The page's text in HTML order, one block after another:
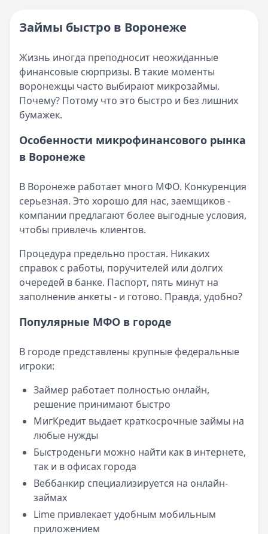
Категория:МФО и микрозаймы
Все статьи
Возврат переплаты в «Займере»: актуальная
Опубликовано:5 декабря 2025 г.
Категория:МФО
Читать новость
Срочный микрозайм 15 000 ₽ на карту: свежая
Кратко:Нужны 15 000 рублей на карту прямо сегодня?
Категория:МФО
Читать новость
Кратко:В III квартале 2025 года владельцы iPhone
Опубликовано:5 декабря 2025 г.
Категория:МФО
Читать новость
Кратко:Авторизация через Госуслуги ускоряет
Опубликовано:23 ноября 2025 г.
Категория:МФО
Читать новость
Смс о «одобренном займе» от Bigmani Ru: как
Пришло СМС об одобрении займа от Bigmani
Опубликовано:
Категория: МФО
Читать новость
Все новости
Займы быстро в Воронеже
Жизнь иногда преподносит неожиданные
финансовые сюрпризы. В такие моменты
воронежцы часто выбирают микрозаймы.
Почему? Потому что это быстро и без лишних
бумажек.
Особенности микрофинансового рынка
в Воронеже
В Воронеже работает много МФО. Конкуренция
серьезная. Это хорошо для нас, заемщиков -
компании предлагают более выгодные условия,
чтобы привлечь клиентов.
Процедура предельно простая. Никаких
справок с работы, поручителей или долгих
очередей в банке. Паспорт, пять минут на
заполнение анкеты - и готово. Правда, удобно?
Популярные МФО в городе
В городе представлены крупные федеральные
игроки:
Займер работает полностью онлайн,
решение принимают быстро
МигКредит выдает краткосрочные займы на
любые нужды
Быстроденьги можно найти как в интернете,
так и в офисах города
Веббанкир специализируется на онлайн-
займах
Lime привлекает удобным мобильным
приложением